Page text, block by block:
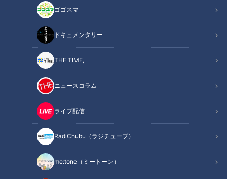
ゴゴスマ
ドキュメンタリー
THE TIME,
ニュースコラム
ライブ配信
RadiChubu（ラジチューブ）
me:tone（ミートーン）
CBCテレビ『チャント！』いただきます！ほぼ地元だけ 愛されFOOD
その町以外ではあまり知られていないけど・・地元の人はみ
んな知っている！その町で生まれ、その町に根付く愛されフー
ド。CBC新人アナウンサー・神戸生まれ東京育ち、地方初心
者の松本道弥アナが調査していきます。今回は岐阜県岐阜市の
愛されフード「冷やしたぬきそば」
を紹介します。